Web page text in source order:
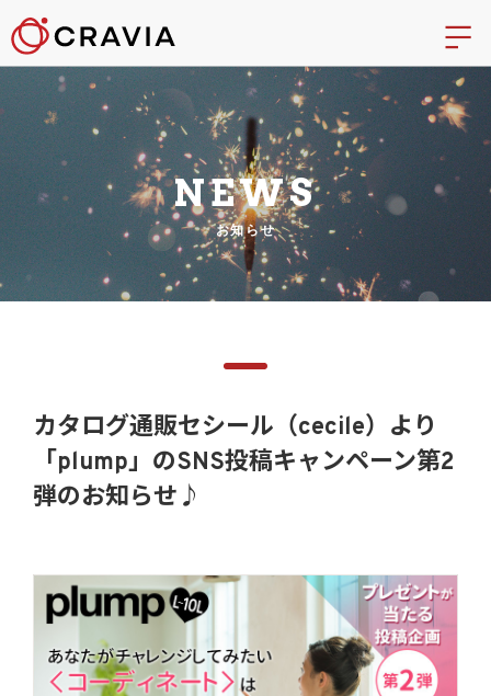
NEWS
お知らせ
カタログ通販セシール（cecile）より
「plump」のSNS投稿キャンペーン第2
弾のお知らせ♪